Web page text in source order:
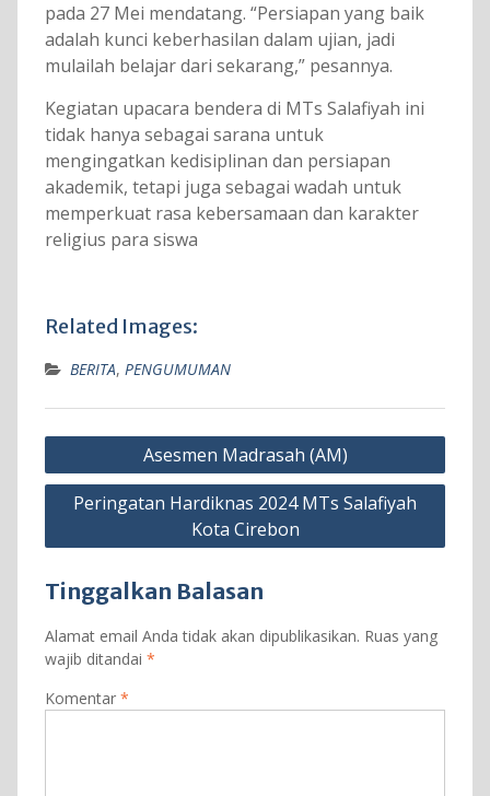
pada 27 Mei mendatang. “Persiapan yang baik
adalah kunci keberhasilan dalam ujian, jadi
mulailah belajar dari sekarang,” pesannya.
Kegiatan upacara bendera di MTs Salafiyah ini
tidak hanya sebagai sarana untuk
mengingatkan kedisiplinan dan persiapan
akademik, tetapi juga sebagai wadah untuk
memperkuat rasa kebersamaan dan karakter
religius para siswa
Related Images:
BERITA, PENGUMUMAN
Navigasi
pos
Asesmen Madrasah (AM)
Peringatan Hardiknas 2024 MTs Salafiyah
Kota Cirebon
Tinggalkan Balasan
Alamat email Anda tidak akan dipublikasikan. Ruas yang
wajib ditandai *
Komentar *